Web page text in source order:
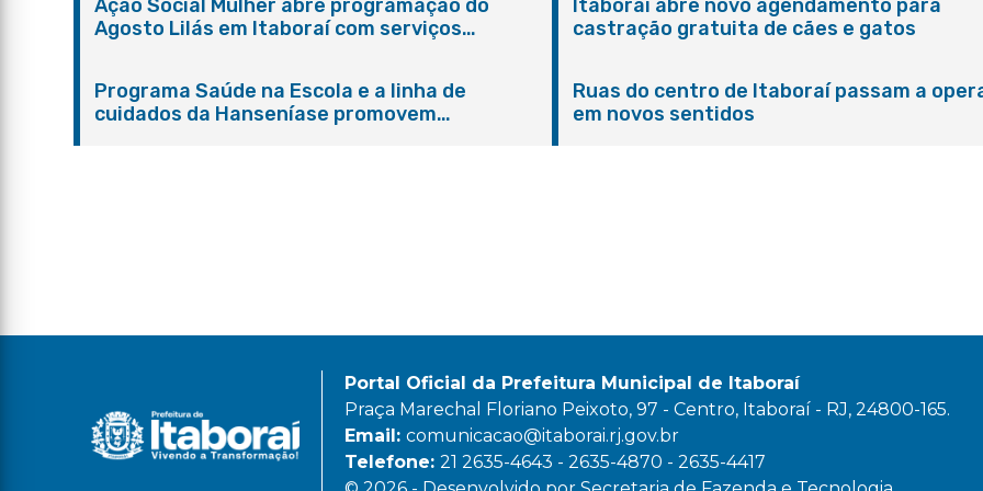
Ação Social Mulher abre programação do
Agosto Lilás em Itaboraí com serviços
Itaboraí abre novo agendamento para
castração gratuita de cães e gatos
Programa Saúde na Escola e a linha de
cuidados da Hanseníase promovem
Ruas do centro de Itaboraí passam a
em novos sentidos
Portal Oficial da Prefeitura Municipal de Itaboraí
Praça Marechal Floriano Peixoto, 97 - Centro, Itaboraí - RJ, 24800-165.
Email:comunicacao@itaborai.rj.gov.br
Telefone:21 2635-4643 - 2635-4870 - 2635-4417